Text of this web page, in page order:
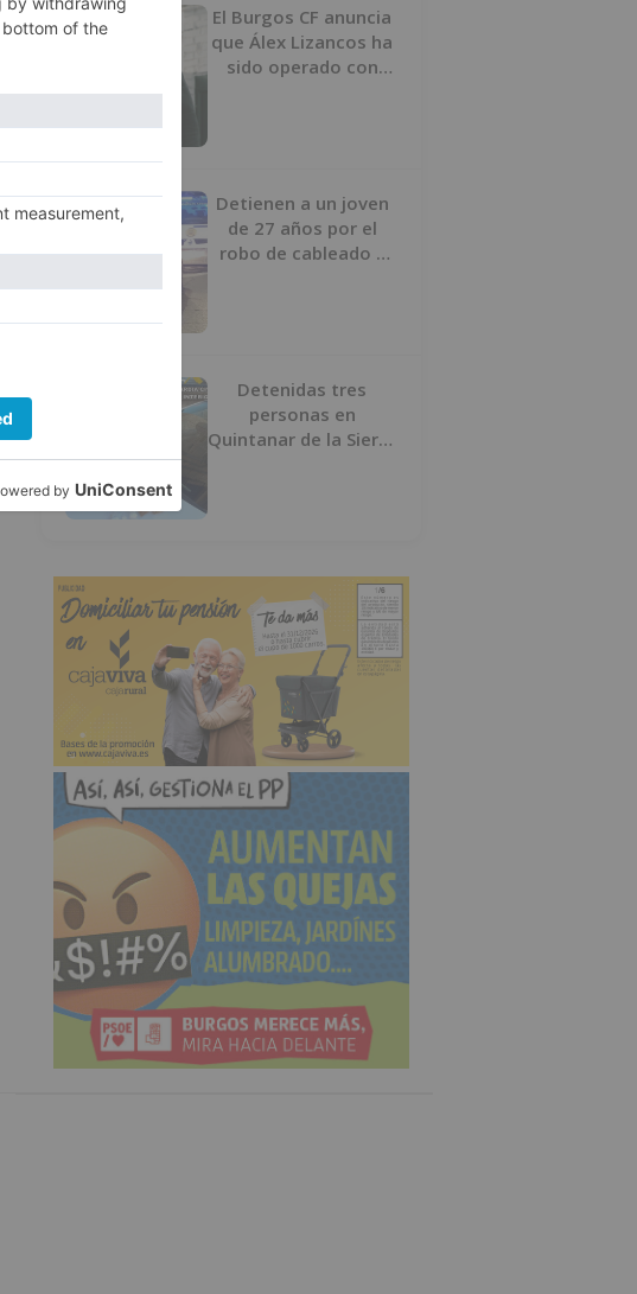
3
El Burgos CF anuncia
que Álex Lizancos ha
sido operado con
4
Detienen a un joven
de 27 años por el
robo de cableado y
Detenidas tres
personas en
Quintanar de la Sierra